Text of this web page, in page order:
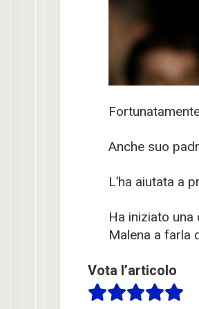
Anche suo
L’ha aiutata a
Ha iniziato
Malena a farla
Vota l’articolo